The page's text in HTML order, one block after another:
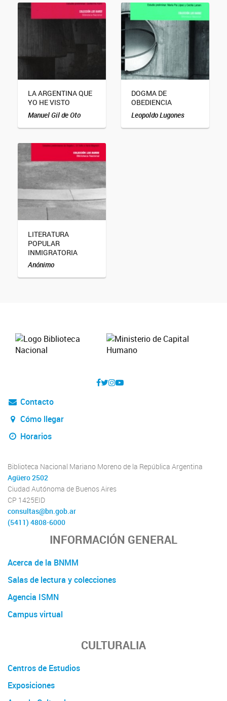
LA ARGENTINA QUE
YO HE VISTO
Manuel Gil de Oto
DOGMA DE
OBEDIENCIA
Leopoldo Lugones
LITERATURA
POPULAR
INMIGRATORIA
Anónimo
Contacto
Cómo llegar
Horarios
Biblioteca Nacional Mariano Moreno de la República Argentina
Agüero 2502
Ciudad Autónoma de Buenos Aires
CP 1425EID
consultas@bn.gob.ar
(5411) 4808-6000
INFORMACIÓN GENERAL
Acerca de la BNMM
Salas de lectura y colecciones
Agencia ISMN
Campus virtual
CULTURALIA
Centros de Estudios
Exposiciones